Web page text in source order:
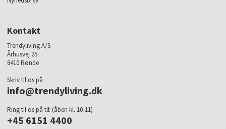
Kontakt
Trendyliving A/S
Århusvej 25
8410 Rønde
Skriv til os på
info@trendyliving.dk
Ring til os på tlf. (åben kl. 10-11)
+45 6151 4400